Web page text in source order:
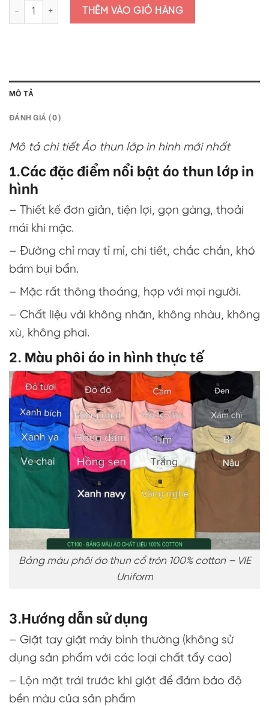
Áo thun lớp in hình "8D2" ALI12.0 số lượng
THÊM VÀO GIỎ HÀNG
MÔ TẢ
ĐÁNH GIÁ (0)
Mô tả chi tiết Áo thun lớp in hình mới nhất
1.Các đặc điểm nổi bật áo thun lớp in
hình
– Thiết kế đơn giản, tiện lợi, gọn gàng, thoải
mái khi mặc.
– Đường chỉ may tỉ mỉ, chi tiết, chắc chắn, khó
bám bụi bẩn.
– Mặc rất thông thoáng, hợp với mọi người.
– Chất liệu vải không nhăn, không nhàu, không
xù, không phai.
2. Màu phôi áo in hình thực tế
Bảng màu phôi áo thun cổ tròn 100% cotton – VIE
Uniform
3.Hướng dẫn sử dụng
– Giặt tay giặt máy bình thường (không sử
dụng sản phẩm với các loại chất tẩy cao)
– Lộn mặt trái trước khi giặt để đảm bảo độ
bền màu của sản phẩm